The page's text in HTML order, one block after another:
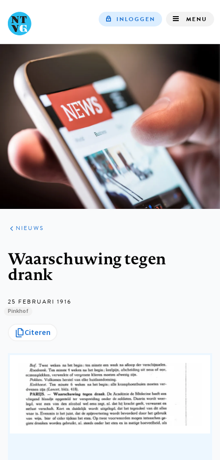
INLOGGEN MENU
ARTIKELEN
HET
KORT
NIEUWS
Waarschuwing tegen
drank
25 FEBRUARI 1916
Pinkhof
Citeren